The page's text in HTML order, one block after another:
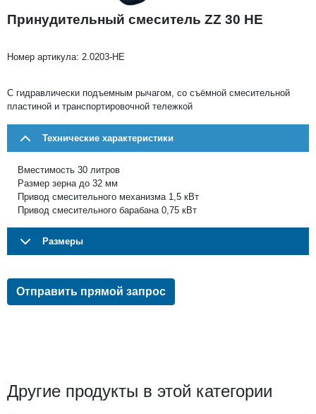
Принудительный смеситель ZZ 30 HE
Номер артикула: 2.0203-HE
C гидравлически подъемным рычагом, со съёмной смесительной
пластиной и транспортировочной тележкой
Технические характеристики
Вместимость 30 литров
Размер зерна до 32 мм
Привод смесительного механизма 1,5 кВт
Привод смесительного барабана 0,75 кВт
Размеры
Отправить прямой запрос
Другие продукты в этой категории